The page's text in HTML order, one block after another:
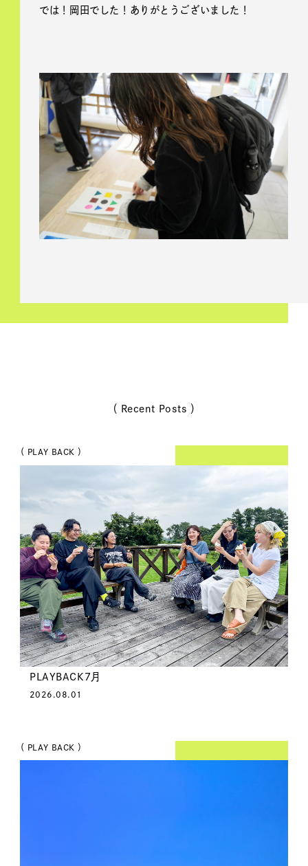
では！岡田でした！ありがとうございました！
（ Recent Posts ）
（ PLAY BACK ）
PLAYBACK7月
2026.08.01
（ PLAY BACK ）